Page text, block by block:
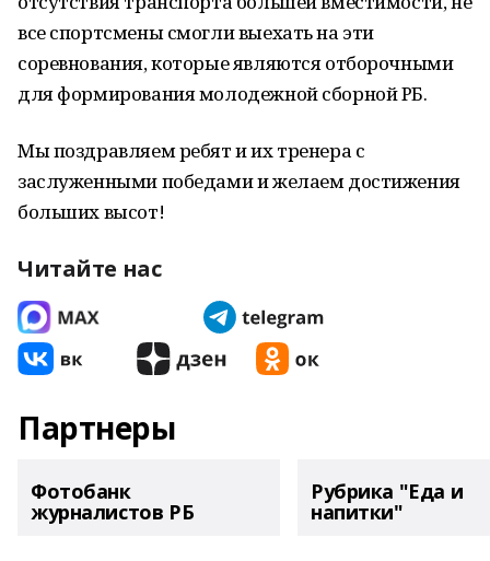
все спортсмены смогли выехать на эти
соревнования, которые являются отборочными
для формирования молодежной сборной РБ.
Мы поздравляем ребят и их тренера с
заслуженными победами и желаем достижения
больших высот!
Читайте нас
Партнеры
Фотобанк
журналистов РБ
Рубрика "Еда и
напитки"